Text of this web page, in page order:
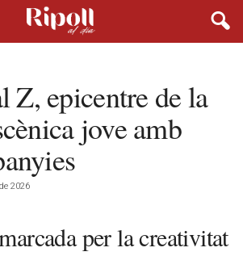
Z, epicentre de la
jove amb
2026
per la creativitat